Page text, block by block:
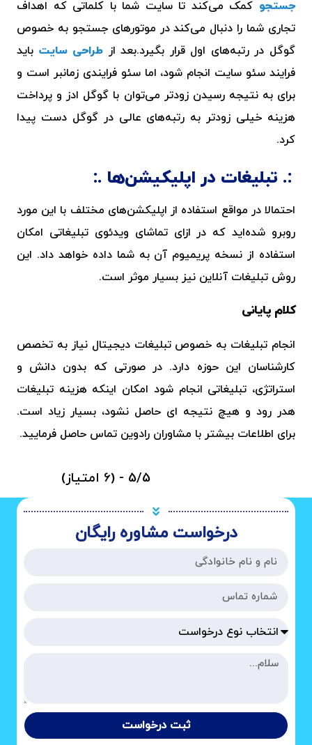
درخواست مشاوره رایگان
ثبت درخواست
جستجو کمک می‌کند تا سایت شما با کلماتی که اهداف
تجاری شما را دنبال می‌کند در موتورهای جستجو به خصوص
گوگل در رتبه‌های اول قرار بگیرد.بعد از طراحی سایت باید
فرایند سئو سایت انجام شود، اما سئو فرایندی زمانبر است و
برای به نتیجه رسیدن زودتر می‌توان با گوگل ادز و پرداخت
هزینه خیلی زودتر به رتبه‌های عالی در گوگل دست پیدا
کرد.
تبلیغات در اپلیکیشن‌ها
احتمالا در مواقع استفاده از اپلیکشن‌های مختلف با این مورد
روبرو شده‌اید که در ازای تماشای ویدئوی تبلیغاتی امکان
استفاده از نسخه پریمیوم آن به شما داده خواهد داد. این
روش تبلیغات آنلاین نیز بسیار موثر است.
کلام پایانی
انجام تبلیغات به خصوص تبلیغات دیجیتال نیاز به تخصص
کارشناسان این حوزه دارد. در صورتی که بدون دانش و
استراتژی، تبلیغاتی انجام شود امکان اینکه هزینه تبلیغات
هدر رود و هیچ نتیجه ای حاصل نشود، بسیار زیاد است.
برای اطلاعات بیشتر با مشاوران رادوین تماس حاصل فرمایید.
5/5 - (6 امتیاز)